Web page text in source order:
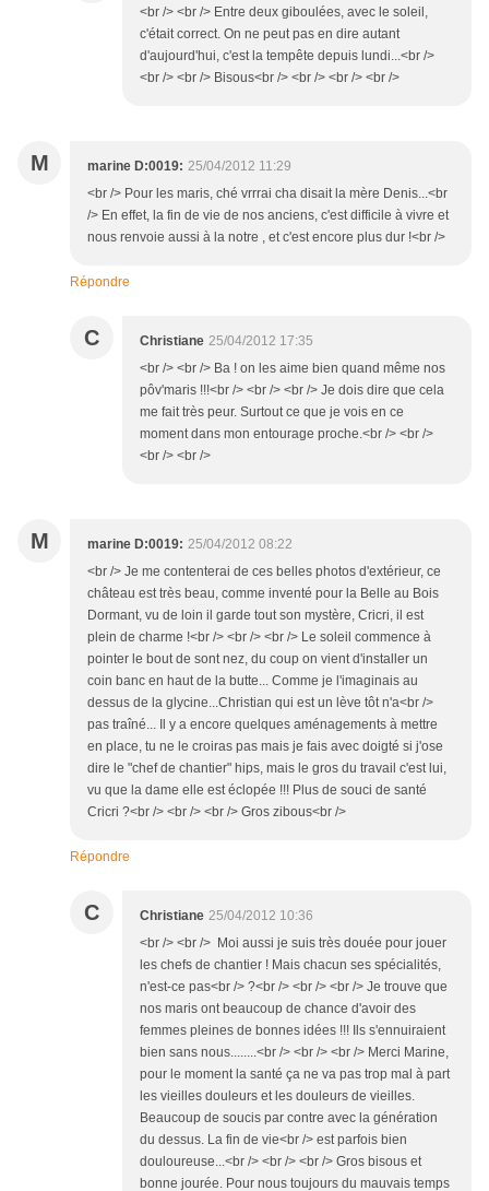
<br /> <br /> Entre deux giboulées, avec le soleil,
c'était correct. On ne peut pas en dire autant
d'aujourd'hui, c'est la tempête depuis lundi...<br />
<br /> <br /> Bisous<br /> <br /> <br /> <br />
M marine D:0019: 25/04/2012 11:29
<br /> Pour les maris, ché vrrrai cha disait la mère Denis...<br
/> En effet, la fin de vie de nos anciens, c'est difficile à vivre et
nous renvoie aussi à la notre , et c'est encore plus dur !<br />
Répondre
C Christiane 25/04/2012 17:35
<br /> <br /> Ba ! on les aime bien quand même nos
pôv'maris !!!<br /> <br /> <br /> Je dois dire que cela
me fait très peur. Surtout ce que je vois en ce
moment dans mon entourage proche.<br /> <br />
<br /> <br />
M marine D:0019: 25/04/2012 08:22
<br /> Je me contenterai de ces belles photos d'extérieur, ce
château est très beau, comme inventé pour la Belle au Bois
Dormant, vu de loin il garde tout son mystère, Cricri, il est
plein de charme !<br /> <br /> <br /> Le soleil commence à
pointer le bout de sont nez, du coup on vient d'installer un
coin banc en haut de la butte... Comme je l'imaginais au
dessus de la glycine...Christian qui est un lève tôt n'a<br />
pas traîné... Il y a encore quelques aménagements à mettre
en place, tu ne le croiras pas mais je fais avec doigté si j'ose
dire le "chef de chantier" hips, mais le gros du travail c'est lui,
vu que la dame elle est éclopée !!! Plus de souci de santé
Cricri ?<br /> <br /> <br /> Gros zibous<br />
Répondre
C Christiane 25/04/2012 10:36
<br /> <br /> Moi aussi je suis très douée pour jouer
les chefs de chantier ! Mais chacun ses spécialités,
n'est-ce pas<br /> ?<br /> <br /> <br /> Je trouve que
nos maris ont beaucoup de chance d'avoir des
femmes pleines de bonnes idées !!! Ils s'ennuiraient
bien sans nous........<br /> <br /> <br /> Merci Marine,
pour le moment la santé ça ne va pas trop mal à part
les vieilles douleurs et les douleurs de vieilles.
Beaucoup de soucis par contre avec la génération
du dessus. La fin de vie<br /> est parfois bien
douloureuse...<br /> <br /> <br /> Gros bisous et
bonne jourée. Pour nous toujours du mauvais temps